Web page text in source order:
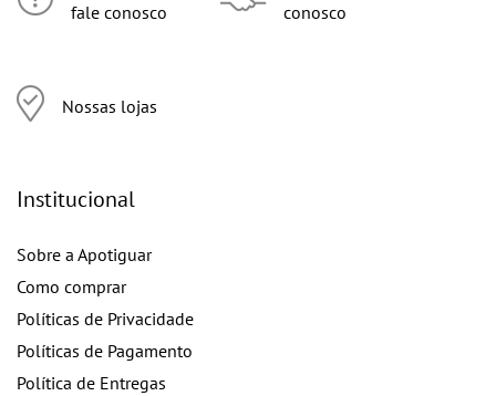
fale conosco
Nossas lojas
conosco
Institucional
Sobre a Apotiguar
Como comprar
Políticas de Privacidade
Políticas de Pagamento
Política de Entregas